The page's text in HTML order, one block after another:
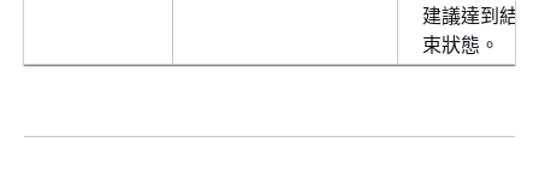
建議達到結
束狀態。